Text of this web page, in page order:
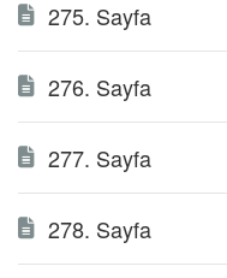
275. Sayfa
276. Sayfa
277. Sayfa
278. Sayfa